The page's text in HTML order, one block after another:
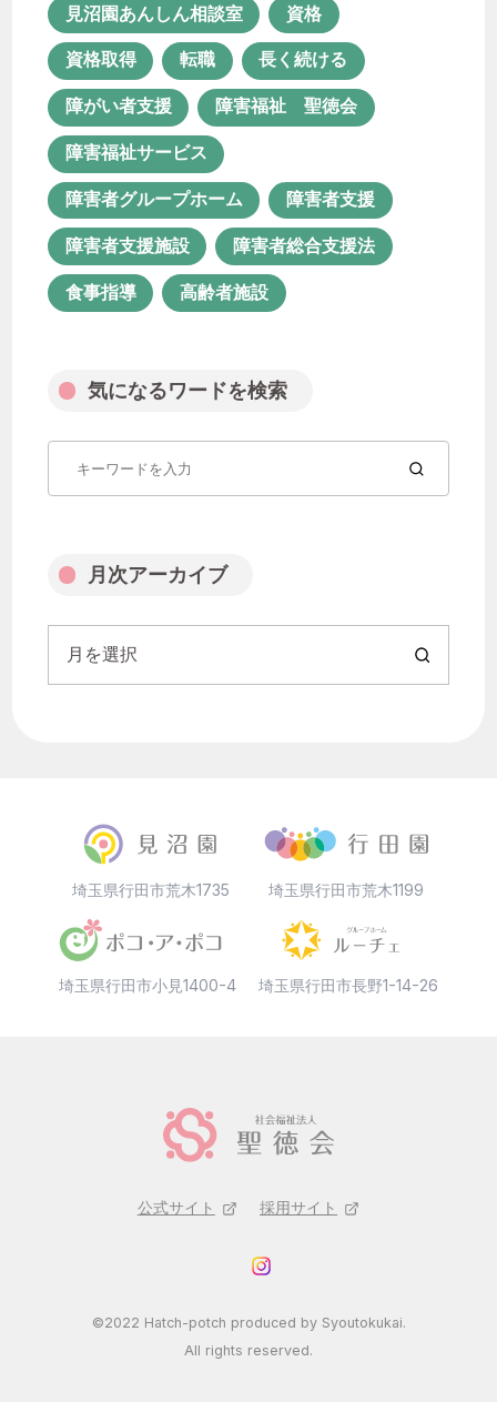
障害者支援施設 障害者総合支援法
食事指導 高齢者施設
気になるワードを検索
見沼園あんしん相談室 資格
資格取得 転職 長く続ける
障がい者支援 障害福祉 聖徳会
障害福祉サービス
障害者グループホーム 障害者支援
障害者支援施設 障害者総合支援法
食事指導 高齢者施設
気になるワードを検索
月次アーカイブ
月を選択
埼玉県行田市荒木1735 埼玉県行田市荒木1199
埼玉県行田市小見1400-4 埼玉県行田市長野1-14-26
公式サイト 採用サイト
©2022 Hatch-potch produced by Syoutokukai.
All rights reserved.